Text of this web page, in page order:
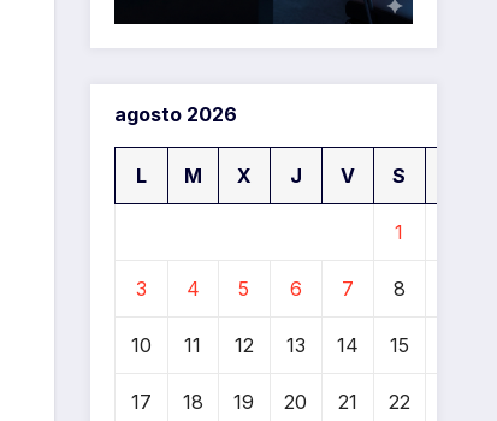
agosto 2026
L M X J V S
1
3 4 5 6 7 8
10 11 12 13 14 15
17 18 19 20 21 22